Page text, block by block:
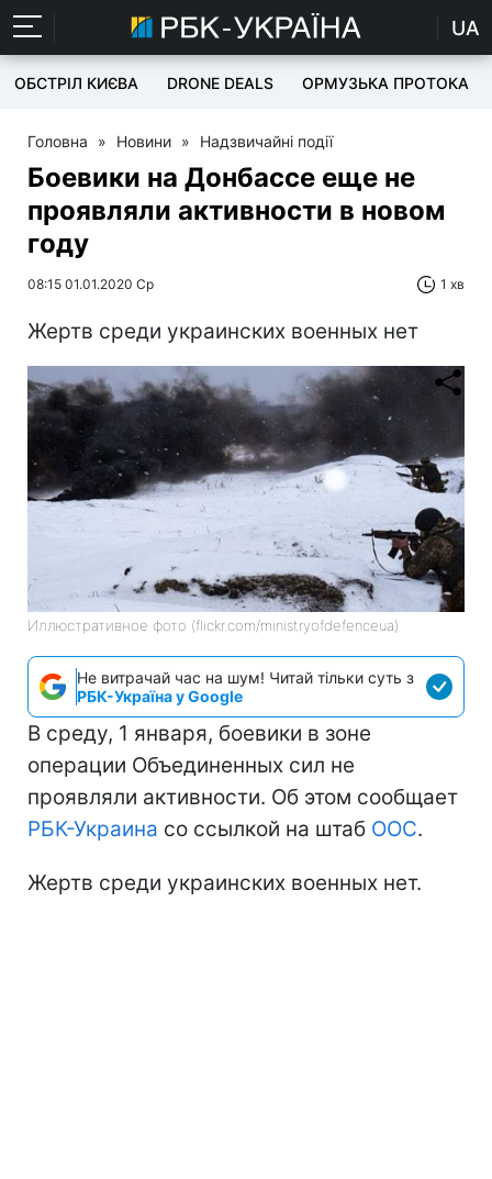
UA
ОБСТРІЛ КИЄВА DRONE DEALS ОРМУЗЬКА ПРОТОКА
Головна » Новини » Надзвичайні події
Боевики на Донбассе еще не
проявляли активности в новом
году
08:15 01.01.2020 Ср 1 хв
Жертв среди украинских военных нет
Иллюстративное фото (flickr.com/ministryofdefenceua)
Не витрачай час на шум! Читай тільки суть з
РБК-Україна у Google
В среду, 1 января, боевики в зоне
операции Объединенных сил не
проявляли активности. Об этом сообщает
РБК-Украина со ссылкой на штаб ООС.
Жертв среди украинских военных нет.